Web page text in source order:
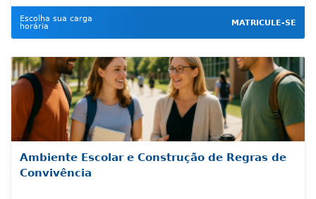
Escolha sua carga
horária
MATRICULE-SE
Ambiente Escolar e Construção de Regras de
Convivência